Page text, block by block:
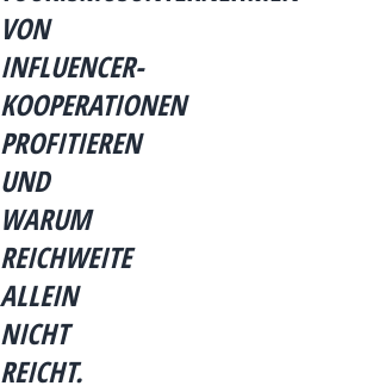
VON
INFLUENCER-
KOOPERATIONEN
PROFITIEREN
UND
WARUM
REICHWEITE
ALLEIN
NICHT
REICHT.